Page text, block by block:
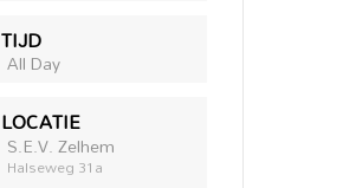
TIJD
All Day
LOCATIE
S.E.V. Zelhem
Halseweg 31a